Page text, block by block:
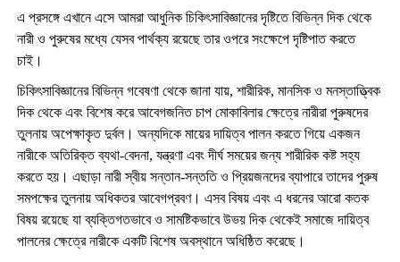
এ প্রসঙ্গে এখানে এসে আমরা আধুনিক চিকিৎসাবিজ্ঞানের দৃষ্টিতে বিভিন্ন দিক থেকে
নারী ও পুরুষের মধ্যে যেসব পার্থক্য রয়েছে তার ওপরে সংক্ষেপে দৃষ্টিপাত করতে
চাই।
চিকিৎসাবিজ্ঞানের বিভিন্ন গবেষণা থেকে জানা যায়, শারীরিক, মানসিক ও মনস্তাত্ত্বিক
দিক থেকে এবং বিশেষ করে আবেগজনিত চাপ মোকাবিলার ক্ষেত্রে নারীরা পুরুষদের
তুলনায় অপেক্ষাকৃত দুর্বল। অন্যদিকে মায়ের দায়িত্ব পালন করতে গিয়ে একজন
নারীকে অতিরিক্ত ব্যথা-বেদনা, যন্ত্রণা এবং দীর্ঘ সময়ের জন্য শারীরিক কষ্ট সহ্য
করতে হয়। এছাড়া নারী স্বীয় সন্তান-সন্ততি ও প্রিয়জনদের ব্যাপারে তাদের পুরুষ
সমপক্ষের তুলনায় অধিকতর আবেগপ্রবণ। এসব বিষয় এবং এ ধরনের আরো কতক
বিষয় রয়েছে যা ব্যক্তিগতভাবে ও সামষ্টিকভাবে উভয় দিক থেকেই সমাজে দায়িত্ব
পালনের ক্ষেত্রে নারীকে একটি বিশেষ অবস্থানে অধিষ্ঠিত করেছে।